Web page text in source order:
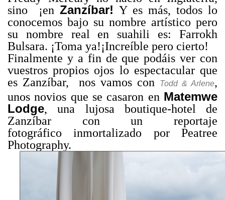
sino ¡en Zanzíbar! Y es más, todos lo
conocemos bajo su nombre artístico pero
su nombre real en suahili es: Farrokh
Bulsara. ¡Toma ya!¡Increíble pero cierto!
Finalmente y a fin de que podáis ver con
vuestros propios ojos lo espectacular que
es Zanzíbar, nos vamos con
Todd & Arlene,
unos novios que se casaron en Matemwe
Lodge, una lujosa boutique-hotel de
Zanzíbar con un reportaje
fotográfico inmortalizado por Peatree
Photography.